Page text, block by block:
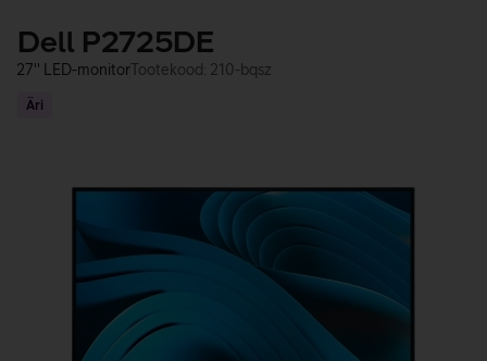
Dell P2725DE
27'' LED-monitorTootekood: 210-bqsz
Äri